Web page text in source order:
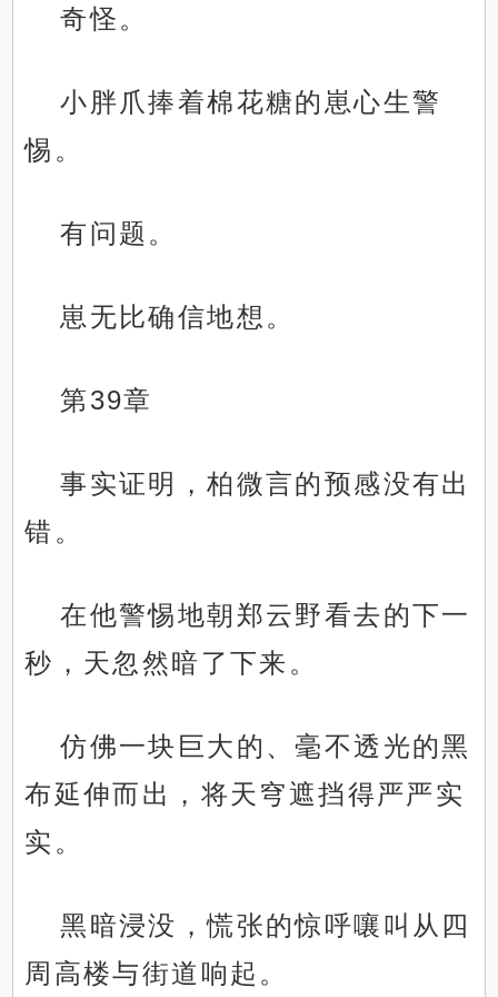
奇怪。
小胖爪捧着棉花糖的崽心生警
惕。
有问题。
崽无比确信地想。
第39章
事实证明，柏微言的预感没有出
错。
在他警惕地朝郑云野看去的下一
秒，天忽然暗了下来。
仿佛一块巨大的、毫不透光的黑
布延伸而出，将天穹遮挡得严严实
实。
黑暗浸没，慌张的惊呼嚷叫从四
周高楼与街道响起。